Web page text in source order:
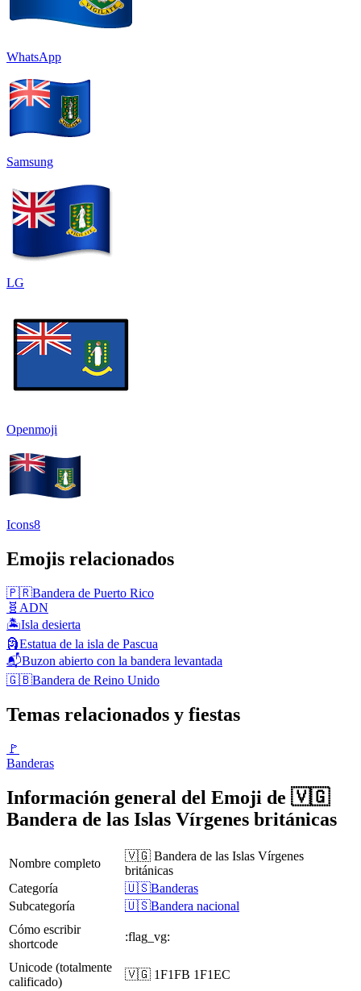
WhatsApp
Samsung
LG
Openmoji
Icons8
Emojis relacionados
🇵🇷Bandera de Puerto Rico
🧬 ADN
🏝️Isla desierta
🗿Estatua de la isla de Pascua
📬Buzon abierto con la bandera levantada
🇬🇧Bandera de Reino Unido
Temas relacionados y fiestas
🚩
Banderas
Información general del Emoji de 🇻🇬
Bandera de las Islas Vírgenes británicas
Nombre completo
🇻🇬 Bandera de las Islas Vírgenes
británicas
Categoría
🇺🇸Banderas
Subcategoría
🇺🇸Bandera nacional
Cómo escribir
shortcode
:flag_vg:
Unicode (totalmente
calificado)
🇻🇬 1F1FB 1F1EC